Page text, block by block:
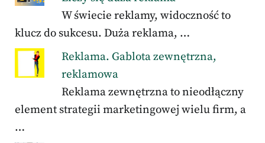
W świecie reklamy, widoczność to
klucz do sukcesu. Duża reklama, …
Reklama. Gablota zewnętrzna,
reklamowa
Reklama zewnętrzna to nieodłączny
element strategii marketingowej wielu firm, a
…